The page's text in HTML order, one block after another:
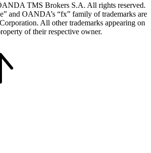
TMS Brokers S.A. All rights reserved.
and OANDA’s “fx” family of trademarks are
All other trademarks appearing on
of their respective owner.